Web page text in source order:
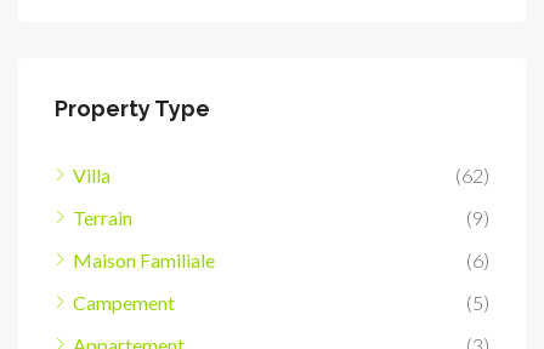
Property Type
Villa
(62)
Terrain
(9)
Maison Familiale
(6)
Campement
(5)
Appartement
(3)